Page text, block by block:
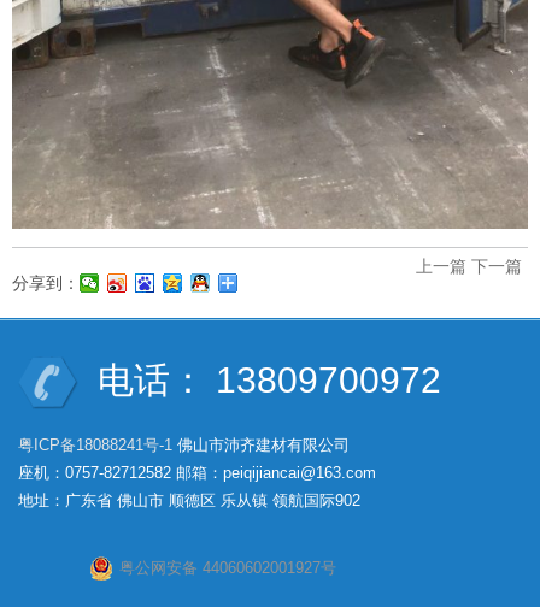
上一篇 下一篇
分享到：
电话： 13809700972
粤ICP备18088241号-1 佛山市沛齐建材有限公司
座机：0757-82712582 邮箱：peiqijiancai@163.com
地址：广东省 佛山市 顺德区 乐从镇 领航国际902
粤公网安备 44060602001927号